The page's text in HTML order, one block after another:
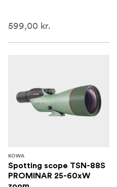
599,00 kr.
KOWA
Spotting scope TSN-88S
PROMINAR 25-60xW